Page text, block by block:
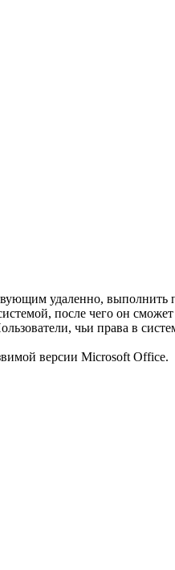
удаленно, выполнить
после чего он
чьи права в
версии Microsoft Office.